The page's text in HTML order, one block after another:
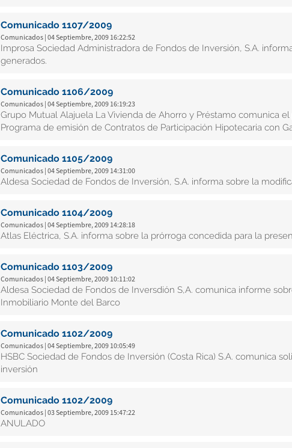
Comunicado 1107/2009
Comunicados | 04 Septiembre, 2009 16:22:52
Improsa Sociedad Administradora de Fondos de Inversión, S.A.
generados.
Comunicado 1106/2009
Comunicados | 04 Septiembre, 2009 16:19:23
Grupo Mutual Alajuela La Vivienda de Ahorro y Préstamo comunica
Programa de emisión de Contratos de Participación Hipotecaria con
Comunicado 1105/2009
Comunicados | 04 Septiembre, 2009 14:31:00
Aldesa Sociedad de Fondos de Inversión, S.A. informa sobre la
Comunicado 1104/2009
Comunicados | 04 Septiembre, 2009 14:28:18
Atlas Eléctrica, S.A. informa sobre la prórroga concedida para la
Comunicado 1103/2009
Comunicados | 04 Septiembre, 2009 10:11:02
Aldesa Sociedad de Fondos de Inversdión S,A. comunica informe
Inmobiliario Monte del Barco
Comunicado 1102/2009
Comunicados | 04 Septiembre, 2009 10:05:49
HSBC Sociedad de Fondos de Inversión (Costa Rica) S.A. comunica
inversión
Comunicado 1102/2009
Comunicados | 03 Septiembre, 2009 15:47:22
ANULADO